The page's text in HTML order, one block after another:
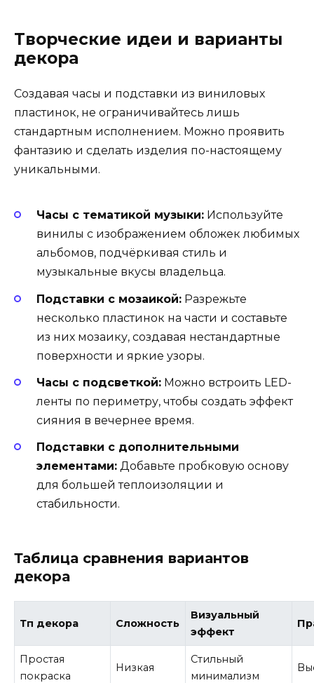
Творческие идеи и варианты
декора
Создавая часы и подставки из виниловых
пластинок, не ограничивайтесь лишь
стандартным исполнением. Можно проявить
фантазию и сделать изделия по-настоящему
уникальными.
Часы с тематикой музыки: Используйте
винилы с изображением обложек любимых
альбомов, подчёркивая стиль и
музыкальные вкусы владельца.
Подставки с мозаикой: Разрежьте
несколько пластинок на части и составьте
из них мозаику, создавая нестандартные
поверхности и яркие узоры.
Часы с подсветкой: Можно встроить LED-
ленты по периметру, чтобы создать эффект
сияния в вечернее время.
Подставки с дополнительными
элементами: Добавьте пробковую основу
для большей теплоизоляции и
стабильности.
Таблица сравнения вариантов
декора
Тп декора Сложность
Визуальный
эффект
Простая
покраска
Низкая
Стильный
минимализм